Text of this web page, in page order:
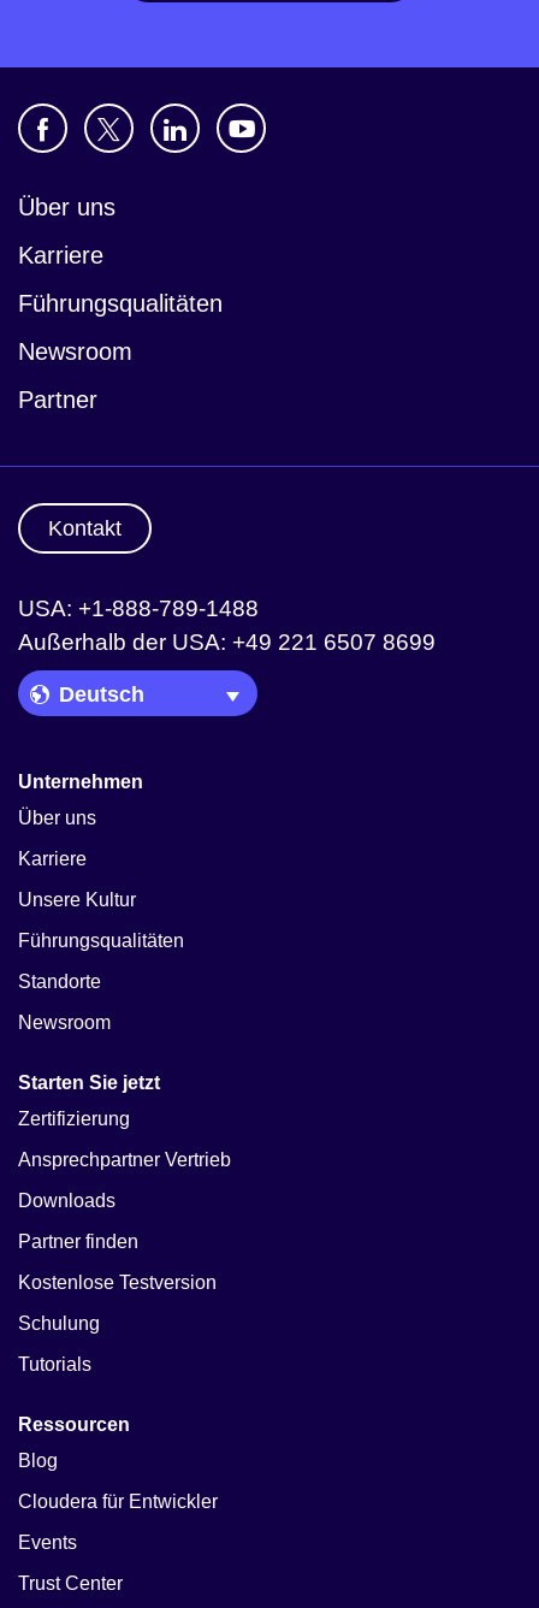
Über uns
Karriere
Führungsqualitäten
Newsroom
Partner
Kontakt
USA: +1-888-789-1488
Außerhalb der USA: +49 221 6507 8699
Language Picker
Unternehmen
Über uns
Karriere
Unsere Kultur
Führungsqualitäten
Standorte
Newsroom
Starten Sie jetzt
Zertifizierung
Ansprechpartner Vertrieb
Downloads
Partner finden
Kostenlose Testversion
Schulung
Tutorials
Ressourcen
Blog
Cloudera für Entwickler
Events
Trust Center